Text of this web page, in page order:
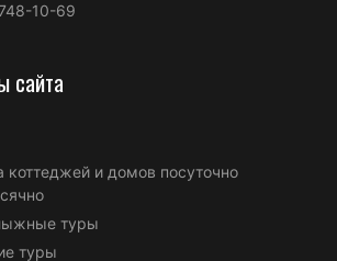
10-69
сайта
коттеджей и домов посуточно
туры
туры